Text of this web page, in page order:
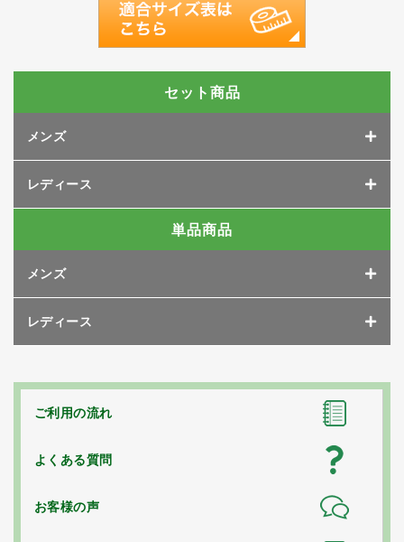
セット商品
メンズ
レディース
単品商品
メンズ
レディース
ご利用の流れ
よくある質問
お客様の声